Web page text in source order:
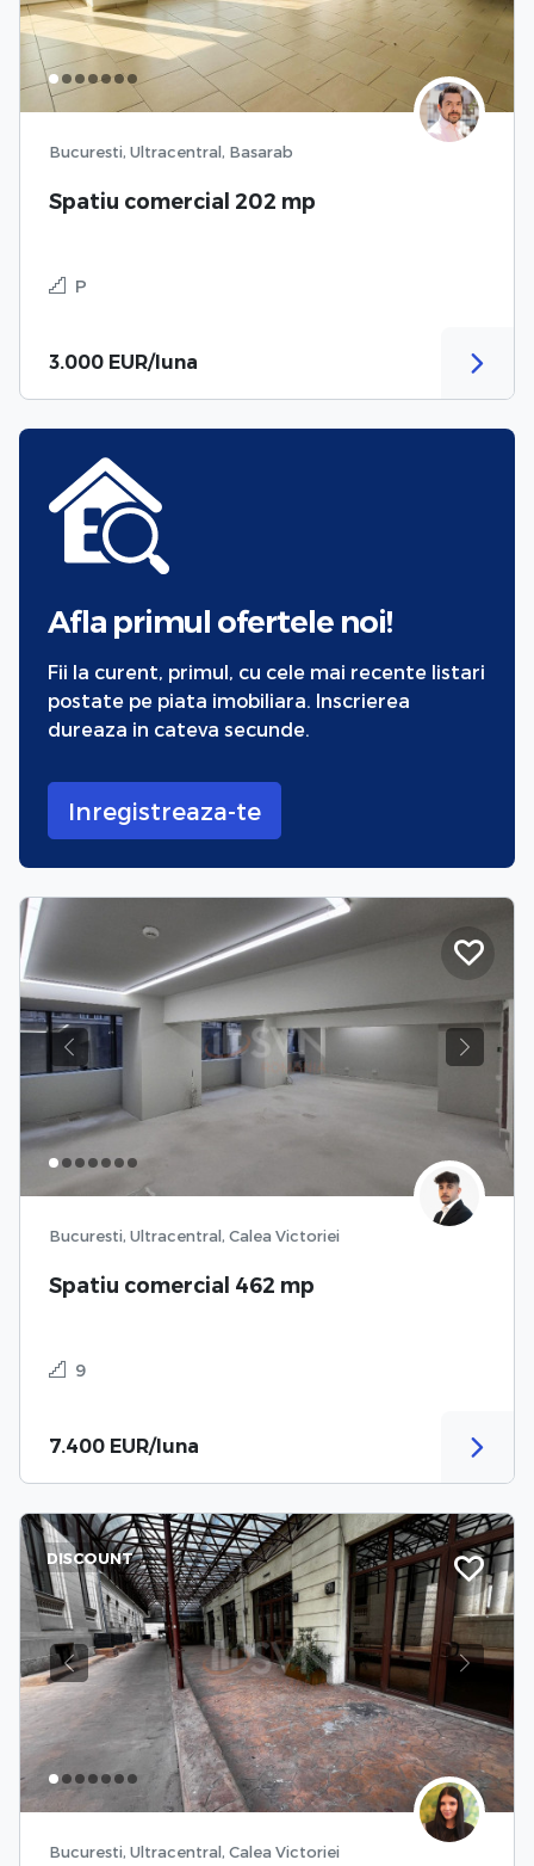
Bucuresti, Ultracentral, Basarab
Spatiu comercial 202 mp
P
3.000 EUR/luna
Afla primul ofertele noi!
Fii la curent, primul, cu cele mai recente listari
postate pe piata imobiliara. Inscrierea
dureaza in cateva secunde.
Inregistreaza-te
Previous Next
Bucuresti, Ultracentral, Calea Victoriei
Spatiu comercial 462 mp
9
7.400 EUR/luna
Previous Next
DISCOUNT
Bucuresti, Ultracentral, Calea Victoriei